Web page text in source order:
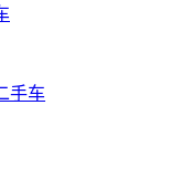
手车